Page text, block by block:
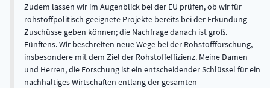
Zudem lassen wir im Augenblick bei der EU prüfen, ob wir für
rohstoffpolitisch geeignete Projekte bereits bei der Erkundung
Zuschüsse geben können; die Nachfrage danach ist groß.
Fünftens. Wir beschreiten neue Wege bei der Rohstoffforschung,
insbesondere mit dem Ziel der Rohstoffeffizienz. Meine Damen
und Herren, die Forschung ist ein entscheidender Schlüssel für ein
nachhaltiges Wirtschaften entlang der gesamten